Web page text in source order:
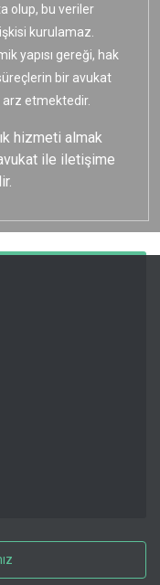
olup, bu veriler
kurulamaz.
yapısı gereği, hak
bir avukat
arz etmektedir.
hizmeti almak
ile iletişime